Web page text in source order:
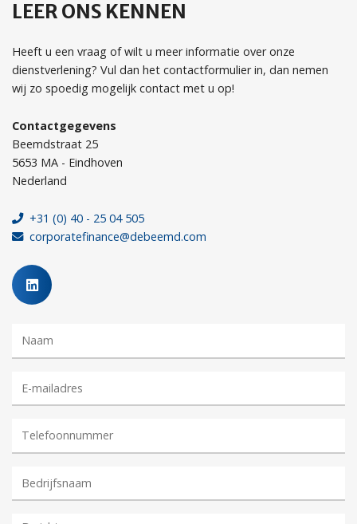
LEER ONS KENNEN
Heeft u een vraag of wilt u meer informatie over onze
dienstverlening? Vul dan het contactformulier in, dan nemen
wij zo spoedig mogelijk contact met u op!
Contactgegevens
Beemdstraat 25
5653 MA - Eindhoven
Nederland
+31 (0) 40 - 25 04 505
corporatefinance@debeemd.com